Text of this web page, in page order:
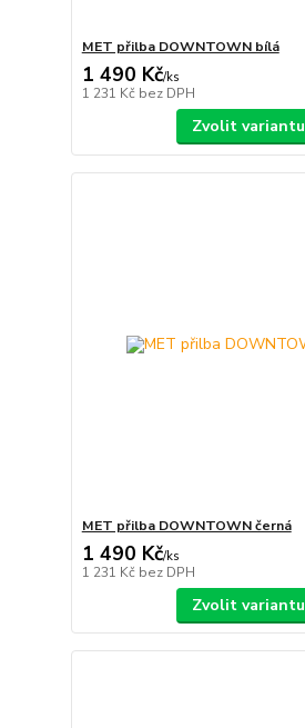
MET přilba DOWNTOWN bílá
1 490 Kč/ks
1 231 Kč bez DPH
Zvolit variantu
MET přilba DOWNTOWN černá
1 490 Kč/ks
1 231 Kč bez DPH
Zvolit variantu